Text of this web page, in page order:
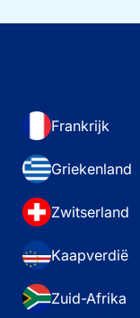
Frankrijk
Griekenland
Zwitserland
Kaapverdië
Zuid-Afrika